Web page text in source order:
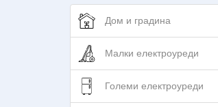
Дом и градина
Малки електроуреди
Големи електроуреди